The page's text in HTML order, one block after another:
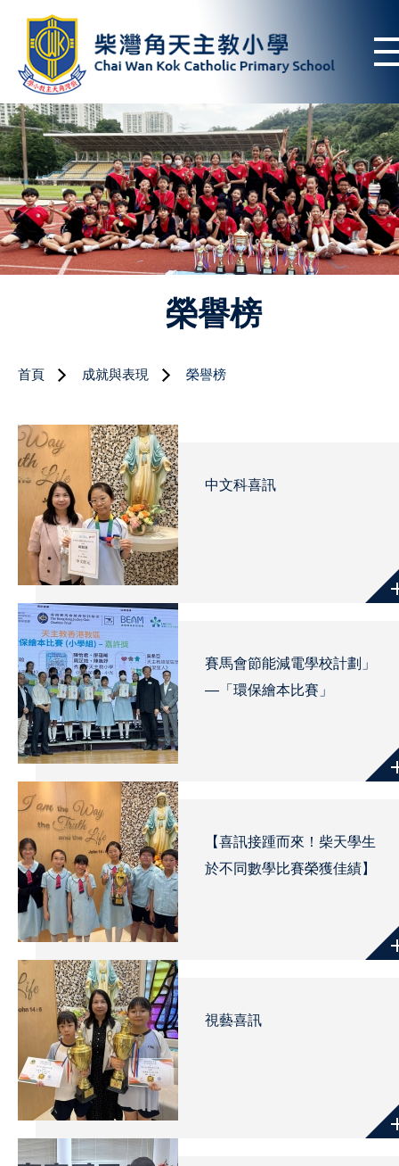
榮譽榜
首頁 成就與表現 榮譽榜
中文科喜訊
賽馬會節能減電學校計劃」
—「環保繪本比賽」
【喜訊接踵而來！柴天學生
於不同數學比賽榮獲佳績】
視藝喜訊